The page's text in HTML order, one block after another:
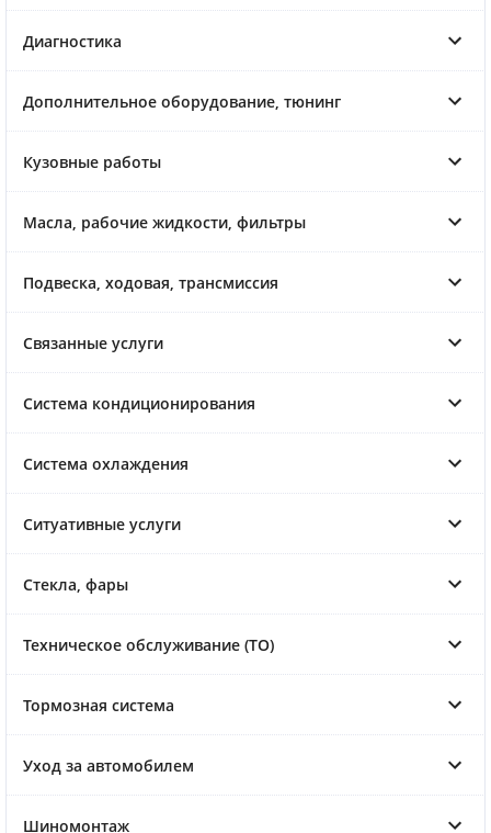
Диагностика
Дополнительное оборудование, тюнинг
Кузовные работы
Масла, рабочие жидкости, фильтры
Подвеска, ходовая, трансмиссия
Связанные услуги
Система кондиционирования
Система охлаждения
Ситуативные услуги
Стекла, фары
Техническое обслуживание (ТО)
Тормозная система
Уход за автомобилем
Шиномонтаж